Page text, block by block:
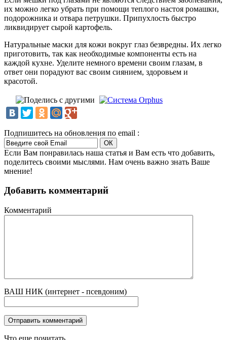
их можно легко убрать при помощи теплого настоя ромашки,
подорожника и отвара петрушки. Припухлость быстро
ликвидирует сырой картофель.
Натуральные маски для кожи вокруг глаз безвредны. Их легко
приготовить, так как необходимые компоненты есть на
каждой кухне. Уделите немного времени своим глазам, в
ответ они порадуют вас своим сиянием, здоровьем и
красотой.
Подпишитесь на обновления по email :
Если Вам понравилась наша статья и Вам есть что добавить,
поделитесь своими мыслями. Нам очень важно знать Ваше
мнение!
Добавить комментарий
Комментарий
ВАШ НИК (интернет - псевдоним)